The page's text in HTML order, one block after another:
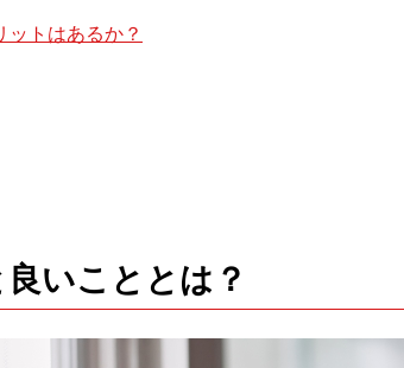
ットはあるか？
いこととは？